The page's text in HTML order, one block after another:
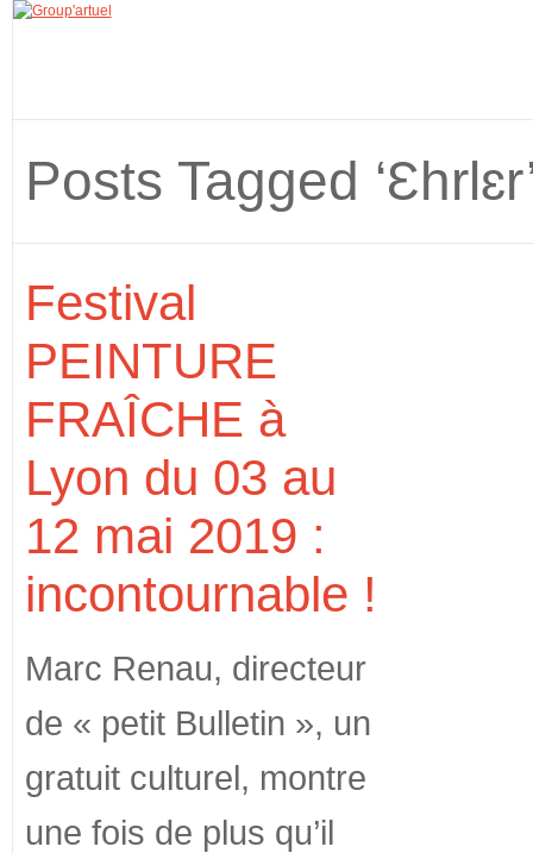
Posts Tagged
Festival
PEINTURE
FRAÎCHE à
Lyon du 03 au
12 mai 2019 :
incontournable !
Marc Renau, directeur
de « petit Bulletin », un
gratuit culturel, montre
une fois de plus qu’il